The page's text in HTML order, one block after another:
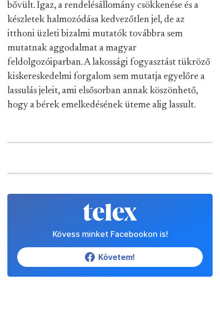
bővült. Igaz, a rendelésállomány csökkenése és a
készletek halmozódása kedvezőtlen jel, de az
itthoni üzleti bizalmi mutatók továbbra sem
mutatnak aggodalmat a magyar
feldolgozóiparban. A lakossági fogyasztást tükröző
kiskereskedelmi forgalom sem mutatja egyelőre a
lassulás jeleit, ami elsősorban annak köszönhető,
hogy a bérek emelkedésének üteme alig lassult.
Kövess minket Facebookon is!
Követem!